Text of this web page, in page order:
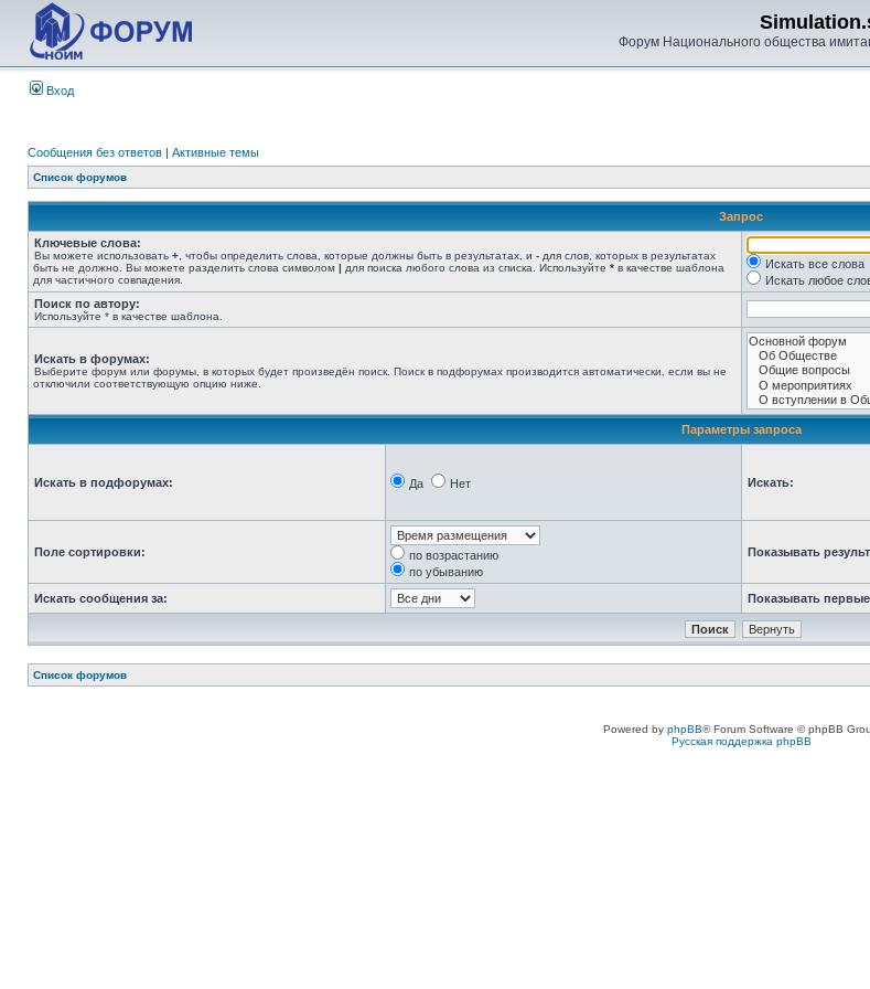
Форум Национального общества
Вход
Сообщения без ответов | Активные темы
Список форумов
Запрос
Ключевые слова:
Вы можете использовать + , чтобы определить слова, которые должны быть в результатах, и - для слов, которых в результатах
быть не должно. Вы можете разделить слова символом | для поиска любого слова из списка. Используйте * в качестве шаблона
для частичного совпадения.
Искать все слова
Искать любое
Поиск по автору:
Используйте * в качестве шаблона.
Искать в форумах:
Выберите форум или форумы, в которых будет произведён поиск. Поиск в подфорумах производится автоматически, если вы не
отключили соответствующую опцию ниже.
Параметры запроса
Искать в подфорумах: Да Нет Искать:
Поле сортировки:
по возрастанию
по убыванию
Показывать
Искать сообщения за: Показывать
Список форумов
Powered by phpBB® Forum Software © phpBB
Русская поддержка phpBB